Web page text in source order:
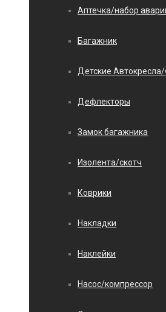
Аптечка/набор
Багажник
Детские
Дефлекторы
Замок багажника
Изолента/скотч
Коврики
Накладки
Наклейки
Насос/компрессор